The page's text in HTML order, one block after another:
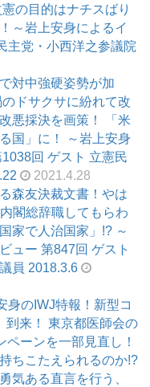
の目的はナチスばり
～岩上安身によるイ
主党・小西洋之参議院
対中強硬姿勢が加
ドサクサに紛れて改
悪採決を画策！ 「米
国」に！ ～岩上安身
回 ゲスト 立憲民
2021.4.28
森友決裁文書！やは
閣総辞職してもらわ
家で人治国家」!? ～
ュー 第847回 ゲスト
員 2018.3.6
身のIWJ特報！新型コ
到来！ 東京都医師会の
ペーンを一部見直し！
ちこたえられるのか!?
気ある直言を行う、